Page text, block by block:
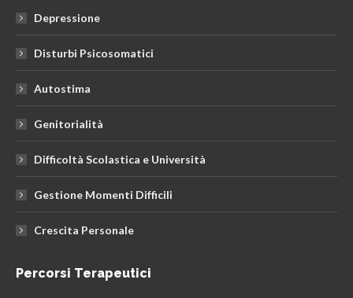
windowwindowwindow
Depressione
Disturbi Psicosomatici
Autostima
Genitorialità
Difficoltà Scolastica e Università
Gestione Momenti Difficili
Crescita Personale
Percorsi Terapeutici